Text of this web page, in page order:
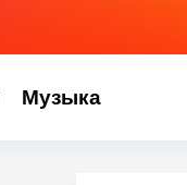
Музыка